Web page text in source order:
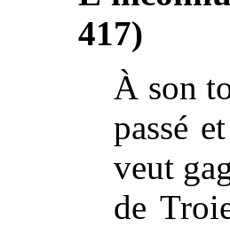
417)
À son
passé
veut
de